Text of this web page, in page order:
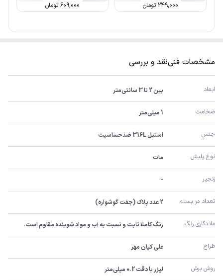
249,000 تومان 609,000تومان
مشخصات فنینقد و بررسی
ابعاد بین 2 تا 3 سانتی‌متر
ضخامت 1 میلی‌متر
جنس استیل 316L ضدحساسیت
نوع پلیش مات
زنجیر -
تعداد در بسته 2 عدد پلاک (جفت گوشواره)
ماندگاری رنگ رنگ کاملا ثابت و نسبت به آب و مواد شوینده مقاوم است.
طراح علی کیان مهر
روش برش لیزر با دقت 0.2 میلی‌متر